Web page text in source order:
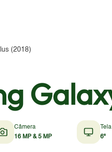
(2018)
Câmera
16 MP & 5 MP
Tela
6"